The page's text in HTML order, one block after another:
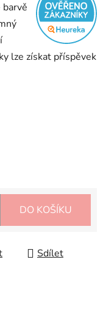
lze získat příspěvek
DO KOŠÍKU
Sdílet